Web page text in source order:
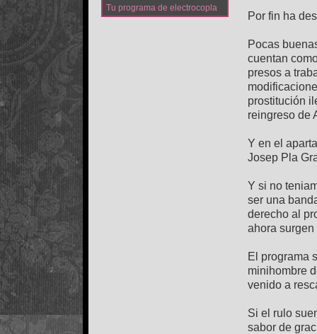
Por fin ha
Pocas
cuentan
presos a
prostitución
reingreso de
Y en el
Josep Pla
Y si no
ser una
derecho al
ahora surgen
El programa
minihombre
venido a
Si el rulo
sabor de
Tu programa de electrocopla